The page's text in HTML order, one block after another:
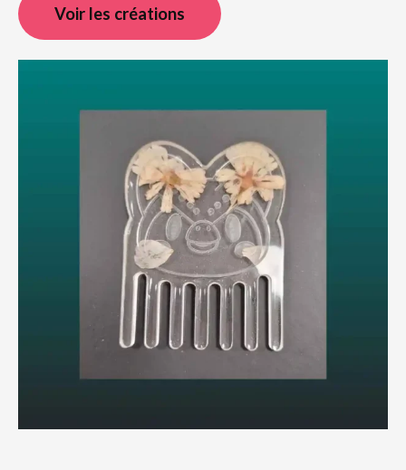
Voir les créations